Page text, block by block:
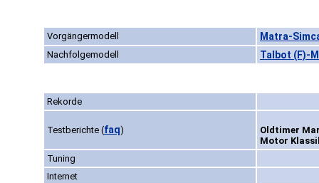
Vorgängermodell Matra-
Nachfolgemodell Talbot (F)-
Rekorde
Testberichte (faq)
Oldtimer
Motor
Tuning
Internet